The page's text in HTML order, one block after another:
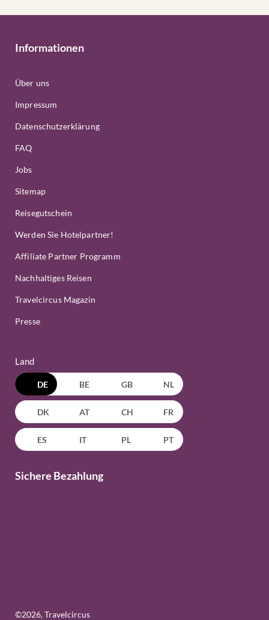
Informationen
Über uns
Impressum
Datenschutzerklärung
FAQ
Jobs
Sitemap
Reisegutschein
Werden Sie Hotelpartner!
Affiliate Partner Programm
Nachhaltiges Reisen
Travelcircus Magazin
Presse
Land
DE BE GB NL
DK AT CH FR
ES IT PL PT
Sichere Bezahlung
©2026, Travelcircus